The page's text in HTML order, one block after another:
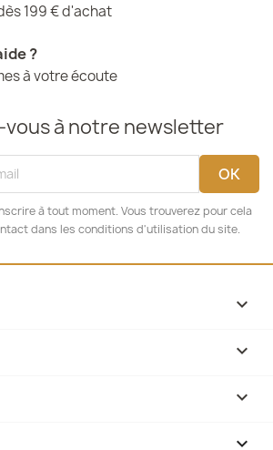
199 € d'achat
?
à votre écoute
à notre newsletter
à tout moment. Vous trouverez pour cela
dans les conditions d'utilisation du site.



keyboard_arrow_down